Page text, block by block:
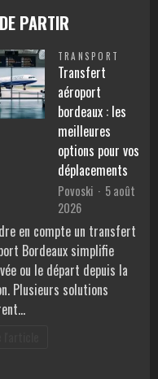
PARTIR
TRANSPORT
Transfert
aéroport
bordeaux : les
meilleures
options pour vos
déplacements
Povoski
5 août
2026
en compte un transfert
Bordeaux simplifie
ou le départ depuis la
Plusieurs solutions